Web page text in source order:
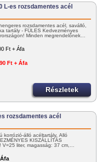
L-es rozsdamentes acél
rozsdamentes acél, saválló,
tartály - FÜLES Kedvezményes
Minden megrendelőnek…
Ft + Áfa
Ft + Áfa
Részletek
rozsdamentes acél
korrózió-álló acéltartály. Álló
KISZÁLLÍTÁS
V=25 liter, magasság: 37 cm,…